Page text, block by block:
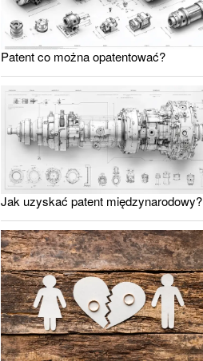
Patent co można opatentować?
Jak uzyskać patent międzynarodowy?